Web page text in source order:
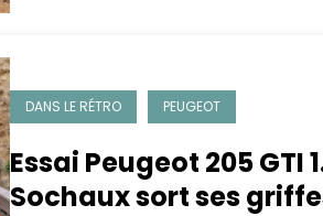
DANS LE RÉTRO PEUGEOT
Essai Peugeot 205 GTI
Sochaux sort ses